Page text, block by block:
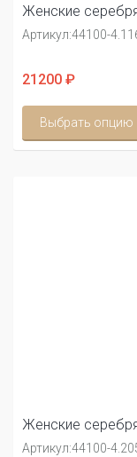
Женские
Артикул:44100-
21200 ₽
Выбрать опцию
Женские
Артикул:44100-